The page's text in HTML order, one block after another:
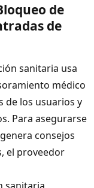
de
de
sanitaria usa
médico
de los usuarios y
Para asegurarse
consejos
el proveedor
sanitaria,